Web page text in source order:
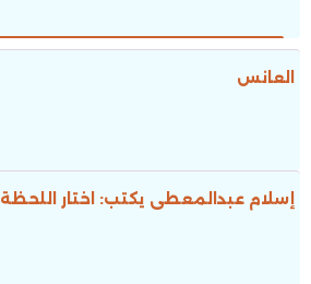
العانس
إسلام عبدالمعطى يكتب: اختار اللحظة